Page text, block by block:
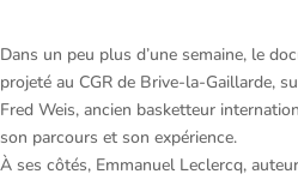
Dans un peu plus d’une semaine, le
projeté au CGR de Brive-la-Gaillarde,
Fred Weis, ancien basketteur
son parcours et son expérience.
À ses côtés, Emmanuel Leclercq,